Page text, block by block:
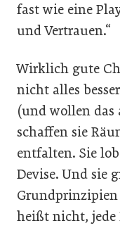
fast wie eine
und Vertrauen.“
Wirklich gute
nicht alles
(und wollen das
schaffen sie
entfalten. Sie
Devise. Und sie
Grundprinzipien
heißt nicht,